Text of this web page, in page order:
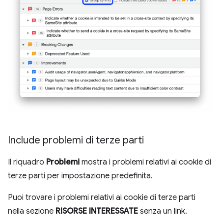
Include problemi di terze parti
Il riquadro Problemi mostra i problemi relativi ai cookie di
terze parti per impostazione predefinita.
Puoi trovare i problemi relativi ai cookie di terze parti
nella sezione RISORSE INTERESSATE senza un link.